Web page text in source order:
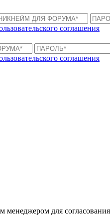
соглашения
соглашения
менеджером для